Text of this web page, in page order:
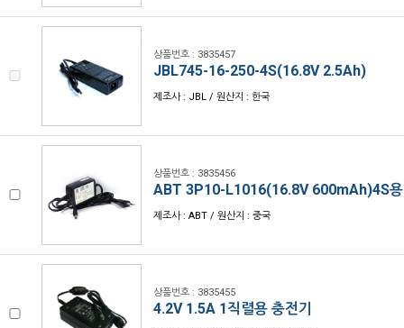
상품번호 : 3835457
JBL745-16-250-4S(16.8V 2.5Ah)
제조사 : JBL / 원산지 : 한국
상품번호 : 3835456
ABT 3P10-L1016(16.8V 600mAh)4S용
제조사 : ABT / 원산지 : 중국
상품번호 : 3835455
4.2V 1.5A 1직렬용 충전기